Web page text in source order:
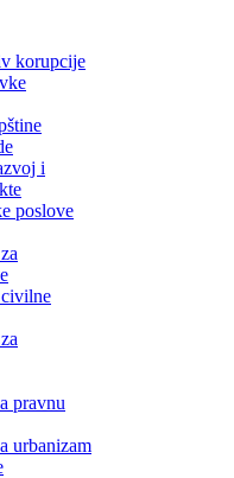
korupcije
i
poslove
pravnu
urbanizam